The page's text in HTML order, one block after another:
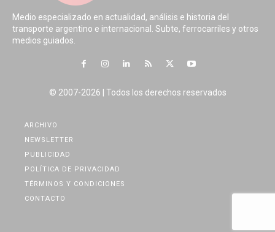
Medio especializado en actualidad, análisis e historia del
transporte argentino e internacional. Subte, ferrocarriles y otros
medios guiados.
© 2007-2026 | Todos los derechos reservados
ARCHIVO
NEWSLETTER
PUBLICIDAD
POLÍTICA DE PRIVACIDAD
TÉRMINOS Y CONDICIONES
CONTACTO